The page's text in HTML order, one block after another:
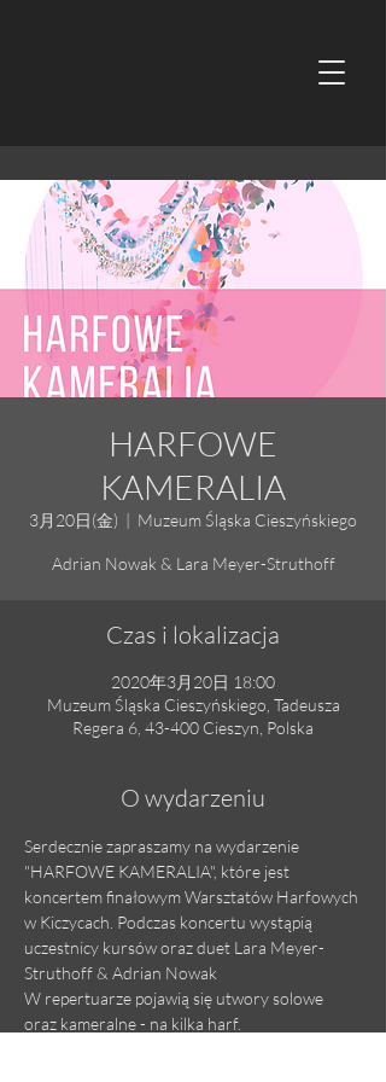
HARFOWE
KAMERALIA
3月20日(金)
  |
Muzeum Śląska Cieszyńskiego
Adrian Nowak & Lara Meyer-Struthoff
Czas i lokalizacja
2020年3月20日 18:00
Muzeum Śląska Cieszyńskiego, Tadeusza
Regera 6, 43-400 Cieszyn, Polska
O wydarzeniu
Serdecznie zapraszamy na wydarzenie
"HARFOWE KAMERALIA", które jest
koncertem finałowym Warsztatów Harfowych
w Kiczycach. Podczas koncertu wystąpią
uczestnicy kursów oraz duet Lara Meyer-
Struthoff & Adrian Nowak
W repertuarze pojawią się utwory solowe
oraz kameralne - na kilka harf.